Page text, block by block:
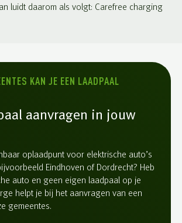
luidt daarom als volgt: Carefree charging
KAN JE EEN LAADPAAL
aanvragen in jouw
oplaadpunt voor elektrische auto’s
Eindhoven of Dordrecht? Heb
auto en geen eigen laadpaal op je
helpt je bij het aanvragen van een
gemeentes.